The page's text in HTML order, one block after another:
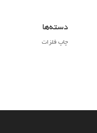
دسته‌ها
چاپ فلزات